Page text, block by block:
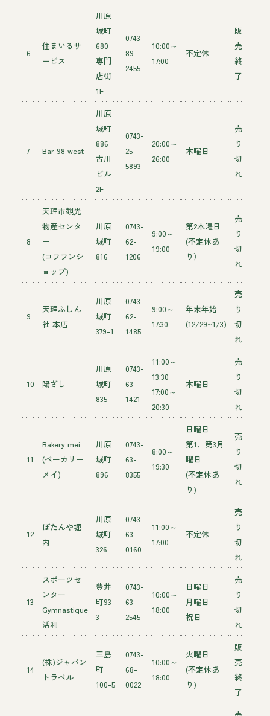
6
住まいるサ
ービス
川原
城町
680
専門
店街
1F
0743-
89-
2455
10:00～
17:00
不定休
販
売
終
了
7 Bar 98 west
川原
城町
886
古川
ビル
2F
0743-
25-
5893
20:00～
26:00
木曜日
売
り
切
れ
8
天理市観光
物産センタ
ー
(コフフンシ
ョップ)
川原
城町
816
0743-
62-
1206
9:00～
19:00
第2木曜日
(不定休あ
り）
売
り
切
れ
9
天理ふしん
社 本店
川原
城町
379-1
0743-
62-
1485
9:00～
17:30
年末年始
(12/29~1/3)
売
り
切
れ
10 陽ざし
川原
城町
835
0743-
63-
1421
11:00～
13:30
17:00～
20:30
木曜日
売
り
切
れ
11
Bakery mei
(ベーカリー
メイ)
川原
城町
896
0743-
63-
8355
8:00～
19:30
日曜日
第1、第3月
曜日
(不定休あ
り)
売
り
切
れ
12
ぼたんや堀
内
川原
城町
326
0743-
63-
0160
11:00～
17:00
不定休
売
り
切
れ
13
スポーツセ
ンター
Gymnastique
活利
豊井
町93-
3
0743-
63-
2545
10:00～
18:00
日曜日
月曜日
祝日
売
り
切
れ
14
(株)ジャパン
トラベル
三島
町
100-5
0743-
68-
0022
10:00～
18:00
火曜日
(不定休あ
り)
販
売
終
了